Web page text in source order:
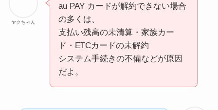
ヤクちゃん
au PAY カードが解約できない場合
の多くは、
支払い残高の未清算・家族カー
ド・ETCカードの未解約
システム手続きの不備などが原因
だよ。